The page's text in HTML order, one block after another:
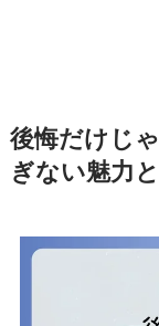
後悔だけじ
ぎない魅力